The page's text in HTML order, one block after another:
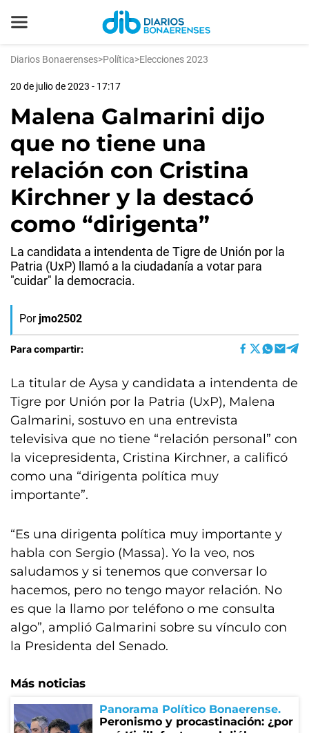
Diarios Bonaerenses>Política>Elecciones 2023
20 de julio de 2023 - 17:17
Malena Galmarini dijo
que no tiene una
relación con Cristina
Kirchner y la destacó
como “dirigenta”
La candidata a intendenta de Tigre de Unión por la
Patria (UxP) llamó a la ciudadanía a votar para
"cuidar" la democracia.
Por jmo2502
Para compartir:
La titular de Aysa y candidata a intendenta de
Tigre por Unión por la Patria (UxP), Malena
Galmarini, sostuvo en una entrevista
televisiva que no tiene “relación personal” con
la vicepresidenta, Cristina Kirchner, a calificó
como una “dirigenta política muy
importante”.
“Es una dirigenta política muy importante y
habla con Sergio (Massa). Yo la veo, nos
saludamos y si tenemos que conversar lo
hacemos, pero no tengo mayor relación. No
es que la llamo por teléfono o me consulta
algo”, amplió Galmarini sobre su vínculo con
la Presidenta del Senado.
Más noticias
Panorama Político Bonaerense
Peronismo y procastinación: ¿por